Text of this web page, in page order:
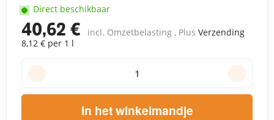
40,62 € incl. Omzetbelasting , Plus Verzending
8,12 € per 1 l
Direct beschikbaar
In het winkelmandje